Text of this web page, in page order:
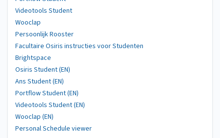
Videotools Student
Wooclap
Persoonlijk Rooster
Facultaire Osiris instructies voor Studenten
Brightspace
Osiris Student (EN)
Ans Student (EN)
Portflow Student (EN)
Videotools Student (EN)
Wooclap (EN)
Personal Schedule viewer